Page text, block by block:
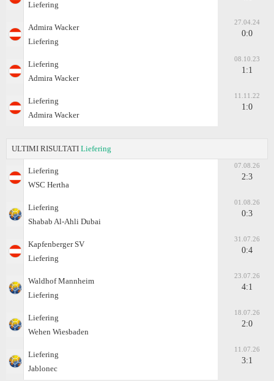
Liefering
Admira Wacker
Liefering
27.04.24
0:0
Liefering
Admira Wacker
08.10.23
1:1
Liefering
Admira Wacker
11.11.22
1:0
ULTIMI RISULTATI Liefering
Liefering
WSC Hertha
07.08.26
2:3
Liefering
Shabab Al-Ahli Dubai
01.08.26
0:3
Kapfenberger SV
Liefering
31.07.26
0:4
Waldhof Mannheim
Liefering
23.07.26
4:1
Liefering
Wehen Wiesbaden
18.07.26
2:0
Liefering
Jablonec
11.07.26
3:1